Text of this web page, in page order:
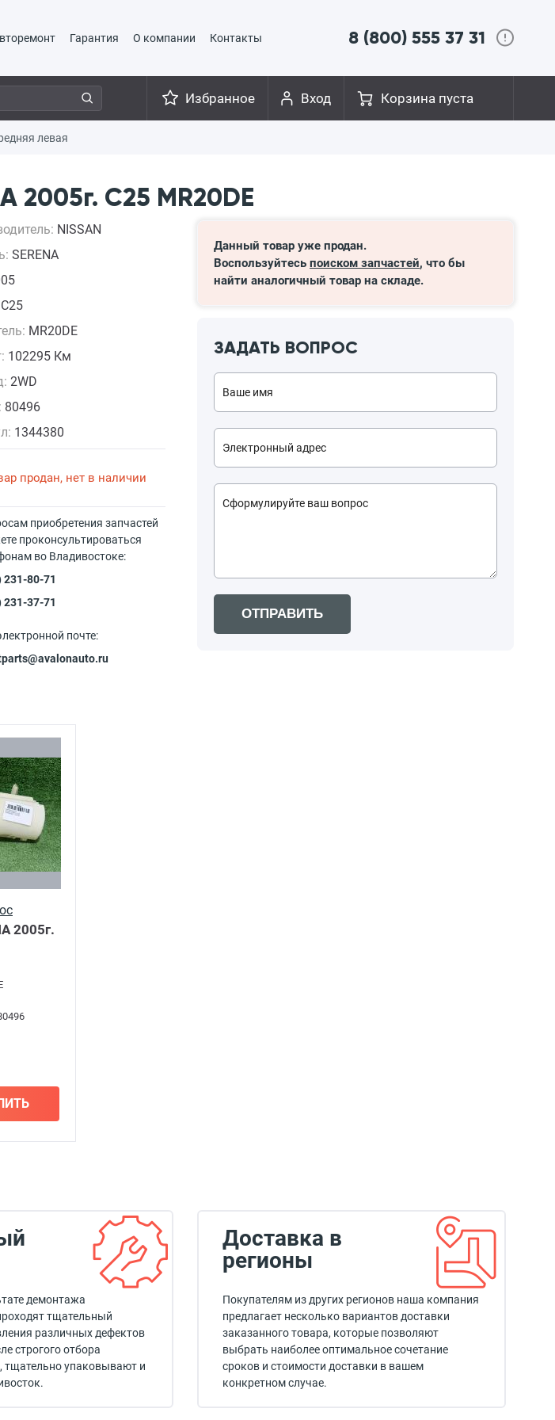
Гарантия О компании Контакты 8 (800) 555 37 31
Корзина пуста
Вход
Избранное
левая
2005г. C25 MR20DE
NISSAN
SERENA
C25
MR20DE
102295 Км
2WD
80496
1344380
продан, нет в наличии
приобретения запчастей
проконсультироваться
во Владивостоке:
231-80-71
231-37-71
почте:
Данный товар уже продан.
Воспользуйтесь поиском запчастей, что бы
найти аналогичный товар на складе.
ЗАДАТЬ ВОПРОС
ОТПРАВИТЬ
2005г.
демонтажа
тщательный
различных дефектов
строгого отбора
тщательно упаковывают и
Доставка в
регионы
Покупателям из других регионов наша компания
предлагает несколько вариантов доставки
заказанного товара, которые позволяют
выбрать наиболее оптимальное сочетание
сроков и стоимости доставки в вашем
конкретном случае.